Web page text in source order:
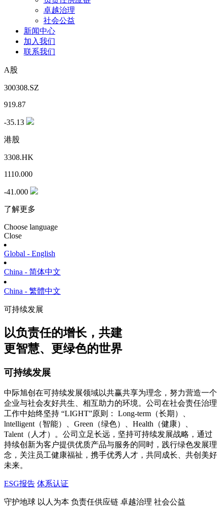
卓越治理
社会公益
新闻中心
加入我们
联系我们
A股
300308.SZ
919.87
-35.13
港股
3308.HK
1110.000
-41.000
了解更多
Choose language
Close
Global - English
China - 简体中文
China - 繁體中文
可持续发展
以负责任的增长，共建
更智慧、更绿色的世界
可持续发展
中际旭创在可持续发展领域以共赢共享为理念，努力营造一个
企业与社会友好共生、相互助力的环境。公司在社会责任治理
工作中始终坚持 “LIGHT”原则： Long-term（长期）、
lntelligent（智能）、Green（绿色）、Health（健康）、
Talent（人才）。公司立足长远，坚持可持续发展战略，通过
持续创新为客户提供优质产品与服务的同时，践行绿色发展理
念，关注员工健康福祉，携手优秀人才，共同成长、共创美好
未来。
ESG报告 体系认证
守护地球 以人为本 负责任供应链 卓越治理 社会公益